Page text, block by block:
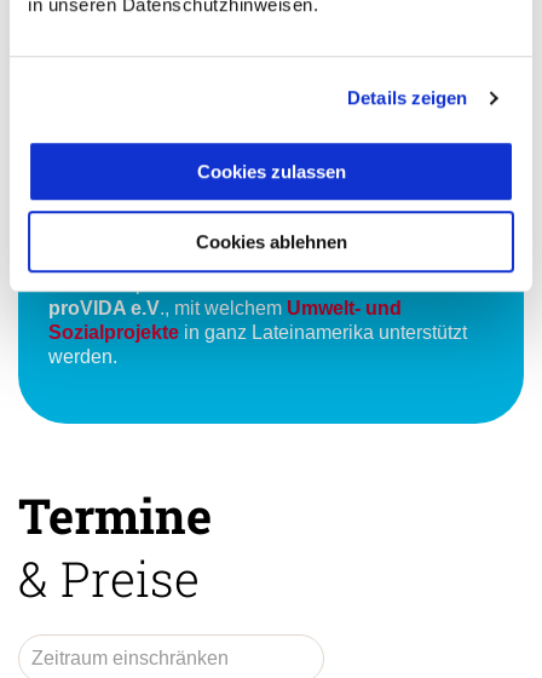
Details zeigen
Cookies zulassen
Cookies ablehnen
keinen Wagen haben, dann buchen wir ein Taxi gegen
Unser Engagement
proVIDA e.V., mit welchem Umwelt- und
Sozialprojekte in ganz Lateinamerika unterstützt
werden.
Termine
& Preise